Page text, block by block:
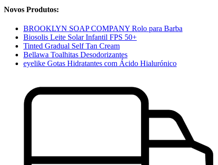
Novos Produtos:
BROOKLYN SOAP COMPANY Rolo para Barba
Biosolis Leite Solar Infantil FPS 50+
Tinted Gradual Self Tan Cream
Bellawa Toalhitas Desodorizantes
eyelike Gotas Hidratantes com Ácido Hialurónico